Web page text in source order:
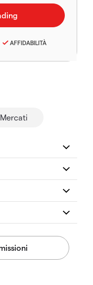
AFFIDABILITÀ
Mercati